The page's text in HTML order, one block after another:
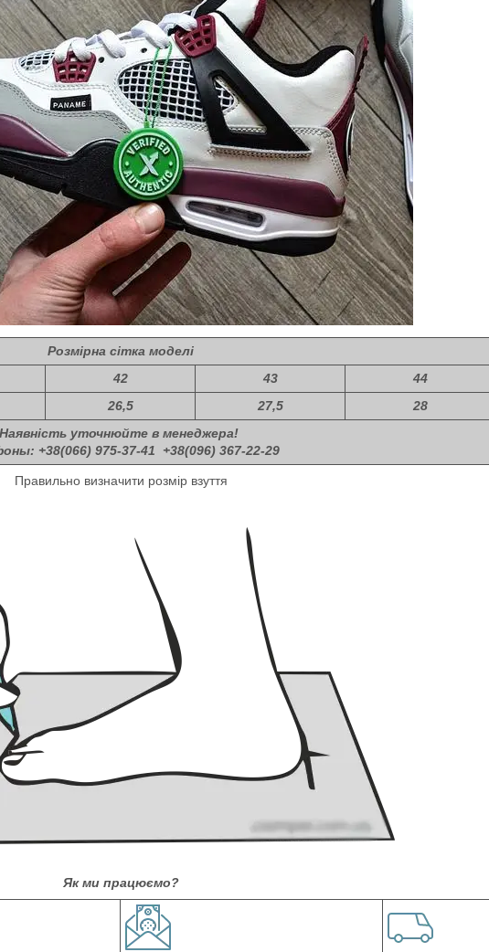
Розмірна сітка моделі
42 43 44
26,5 27,5 28
Наявність уточнюйте в менеджера!
+38(066) 975-37-41 +38(096) 367-22-29
Правильно визначити розмір взуття
Як ми працюємо?